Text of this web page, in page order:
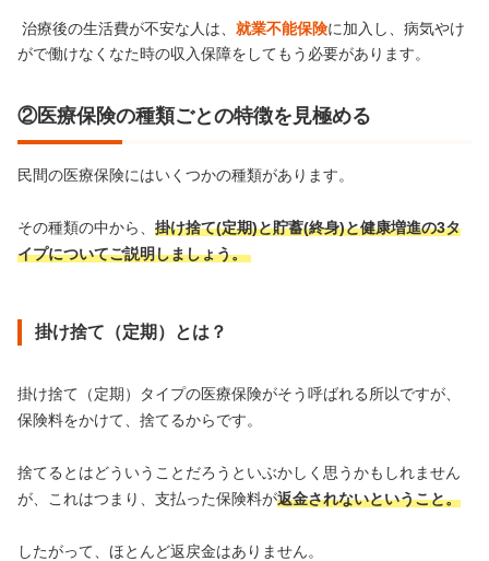
治療後の生活費が不安な人は、 就業不能保険に加入し、病気やけ
がで働けなくなた時の収入保障をしてもう必要があります。
②医療保険の種類ごとの特徴を見極める
民間の医療保険にはいくつかの種類があります。
その種類の中から、 掛け捨て(定期)と貯蓄(終身)と健康増進の3タ
イプについてご説明しましょう。
掛け捨て（定期）とは？
掛け捨て（定期）タイプの医療保険がそう呼ばれる所以ですが、
保険料をかけて、捨てるからです。
捨てるとはどういうことだろうといぶかしく思うかもしれません
が、これはつまり、支払った保険料が返金されないということ。
したがって、ほとんど返戻金はありません。